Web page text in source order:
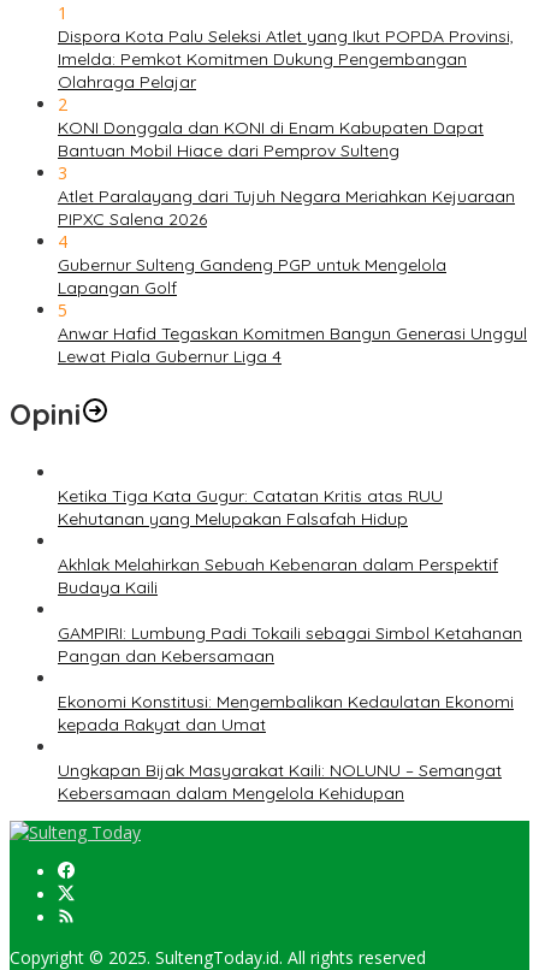
1
Dispora Kota Palu Seleksi Atlet yang Ikut POPDA Provinsi,
Imelda: Pemkot Komitmen Dukung Pengembangan
Olahraga Pelajar
2
KONI Donggala dan KONI di Enam Kabupaten Dapat
Bantuan Mobil Hiace dari Pemprov Sulteng
3
Atlet Paralayang dari Tujuh Negara Meriahkan Kejuaraan
PIPXC Salena 2026
4
Gubernur Sulteng Gandeng PGP untuk Mengelola
Lapangan Golf
5
Anwar Hafid Tegaskan Komitmen Bangun Generasi Unggul
Lewat Piala Gubernur Liga 4
Opini
Ketika Tiga Kata Gugur: Catatan Kritis atas RUU
Kehutanan yang Melupakan Falsafah Hidup
Akhlak Melahirkan Sebuah Kebenaran dalam Perspektif
Budaya Kaili
GAMPIRI: Lumbung Padi Tokaili sebagai Simbol Ketahanan
Pangan dan Kebersamaan
Ekonomi Konstitusi: Mengembalikan Kedaulatan Ekonomi
kepada Rakyat dan Umat
Ungkapan Bijak Masyarakat Kaili: NOLUNU – Semangat
Kebersamaan dalam Mengelola Kehidupan
Copyright © 2025. SultengToday.id. All rights reserved